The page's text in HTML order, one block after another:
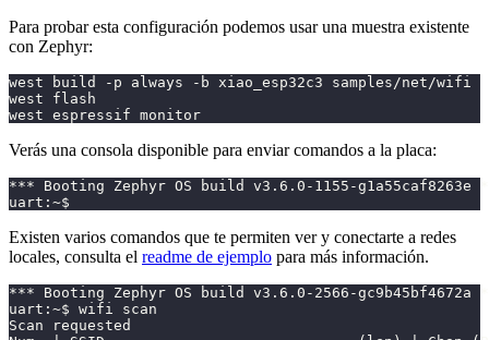
Para probar esta configuración podemos usar una muestra existente
con Zephyr:
west build -p always -b xiao_esp32c3 samples/net/wifi
west flash
west espressif monitor
Verás una consola disponible para enviar comandos a la placa:
*** Booting Zephyr OS build v3.6.0-1155-g1a55caf8263e
uart:~$
Existen varios comandos que te permiten ver y conectarte a redes
locales, consulta el readme de ejemplo para más información.
*** Booting Zephyr OS build v3.6.0-2566-gc9b45bf4672a
uart:~$ wifi scan
Scan requested